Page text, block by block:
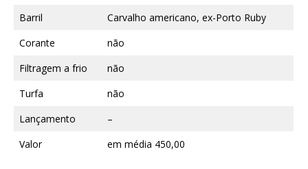
Barril
Carvalho americano, ex-Porto Ruby
Corante
não
Filtragem a frio
não
Turfa
não
Lançamento
–
Valor
em média 450,00